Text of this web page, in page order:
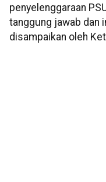
penyelenggaraan
tanggung jawab dan
disampaikan oleh